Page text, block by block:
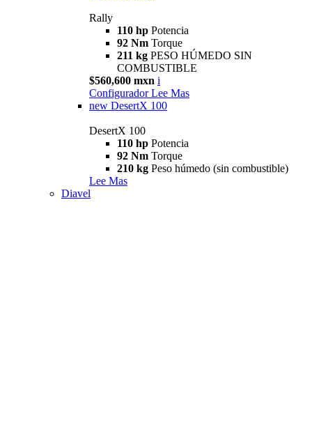
Rally
110 hp Potencia
92 Nm Torque
211 kg PESO HÚMEDO SIN
COMBUSTIBLE
$560,600 mxn i
Configurador Lee Mas
new DesertX 100
DesertX 100
110 hp Potencia
92 Nm Torque
210 kg Peso húmedo (sin combustible)
Lee Mas
Diavel